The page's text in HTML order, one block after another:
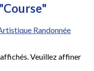
Randonnée
Veuillez affiner